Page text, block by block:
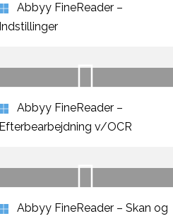
Abbyy FineReader –
Indstillinger
Abbyy FineReader –
Efterbearbejdning v/OCR
Abbyy FineReader – Skan og